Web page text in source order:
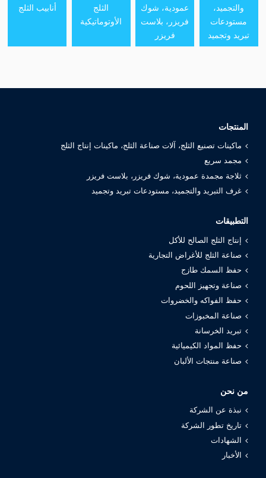
والتجميد،
مستودعات
تبريد وتجميد
عمودية، شوك
فريزر، بلاست
فريزر
الثلج
الأوتوماتيكية
أنابيب الثلج
المنتجات
ماكينات تصنيع الثلج، آلات صناعة الثلج، ماكينات إنتاج الثلج
مجمد سريع
ثلاجة مجمدة عمودية، شوك فريزر، بلاست فريزر
غرف التبريد والتجميد، مستودعات تبريد وتجميد
التطبيقات
إنتاج الثلج الصالح للأكل
صناعة الثلج للأغراض التجارية
حفظ السمك طازج
صناعة وتجهيز اللحوم
حفظ الفواكه والخضروات
صناعة المخبوزات
تبريد الخرسانة
حفظ المواد الكيميائية
صناعة منتجات الألبان
من نحن
نبذة عن الشركة
تاريخ تطور الشركة
الشهادات
الأخبار